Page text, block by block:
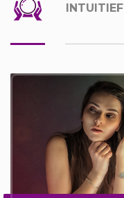
INTUITIEF